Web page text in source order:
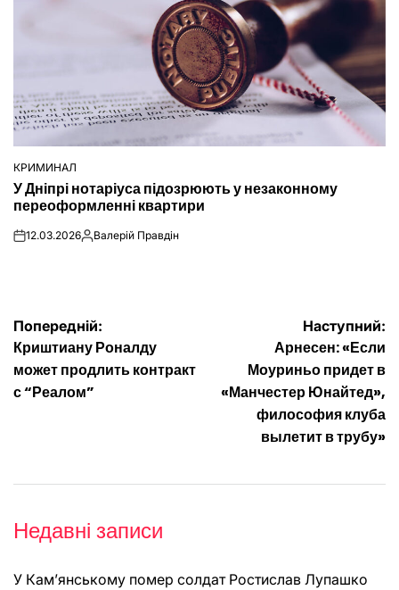
ОПУБЛІКУВАТИ
У
КРИМИНАЛ
У Дніпрі нотаріуса підозрюють у незаконному
переоформленні квартири
on12.03.2026Опубліковано
Валерій Правдін
Навігація
записів
Попередній:
Криштиану Роналду
может продлить контракт
с “Реалом”
Наступний:
Арнесен: «Если
Моуриньо придет в
«Манчестер Юнайтед»,
философия клуба
вылетит в трубу»
Недавні записи
У Кам’янському помер солдат Ростислав Лупашко